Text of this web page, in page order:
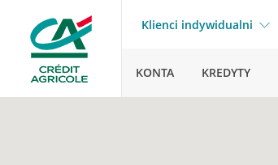
Klienci indywidualni
KONTA KREDYTY